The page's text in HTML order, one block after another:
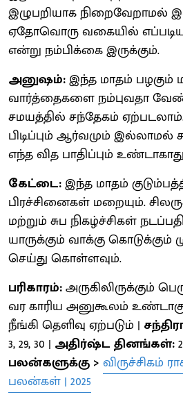
இழுபறியாக நிறைவேறாமல்
ஏதோவொரு வகையில்
என்று நம்பிக்கை இருக்கும்.
அனுஷம்:இந்த மாதம் பழகும்
வார்த்தைகளை நம்புவதா
சமயத்தில் சந்தேகம்
பிடிப்பும் ஆர்வமும் இல்லாமல்
எந்த வித பாதிப்பும்
கேட்டை:இந்த மாதம்
பிரச்சினைகள் மறையும்.
மற்றும் சுப நிகழ்ச்சிகள்
யாருக்கும் வாக்கு
செய்து கொள்ளவும்.
பரிகாரம்:அருகிலிருக்கும்
வர காரிய அனுகூலம்
நீங்கி தெளிவு ஏற்படும் |
3, 29, 30 | அதிர்ஷ்ட தினங்கள்:
பலன்களுக்கு > விருச்சிகம்
பலன்கள் | 2025